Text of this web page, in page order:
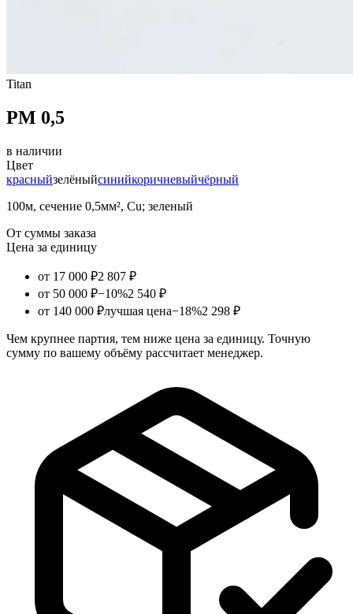
Titan
PM 0,5
в наличии
Цвет
красныйзелёныйсинийкоричневыйчёрный
100м, сечение 0,5мм², Cu; зеленый
От суммы заказа
Цена за единицу
от 17 000 ₽2 807 ₽
от 50 000 ₽−10%2 540 ₽
от 140 000 ₽лучшая цена−18%2 298 ₽
Чем крупнее партия, тем ниже цена за единицу. Точную
сумму по вашему объёму рассчитает менеджер.